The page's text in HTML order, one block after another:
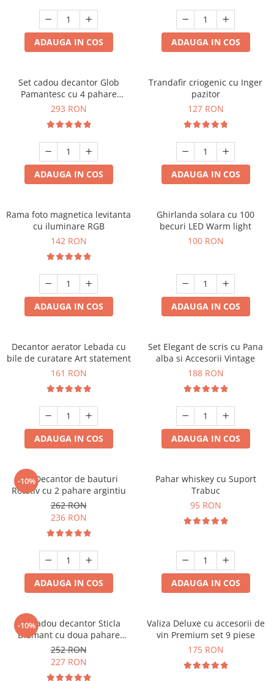
Cadouri Fete
Pentru Copilul din tine
Cadouri Haioase
Cadouri Majorat
Cadouri pentru Nasi
Cadouri pentru Bunici
Cadouri pentru Sefi
Cel ce are tot
Cani si Termosuri
Jocuri si Puzzle
Produse pentru Calatorie
Cadouri Sfantul Alexandru
Cadouri Sfanta Ana
Cadouri Sfanta Maria
Cadouri Sfintii Mihail si Gavriil
ADAUGA IN COS ADAUGA IN COS
Set cadou decantor Glob
Pamantesc cu 4 pahare
Deluxe
293 RON
ADAUGA IN COS
Trandafir criogenic cu Inger
pazitor
127 RON
ADAUGA IN COS
Rama foto magnetica levitanta
cu iluminare RGB
142 RON
ADAUGA IN COS
Ghirlanda solara cu 100
becuri LED Warm light
100 RON
ADAUGA IN COS
Decantor aerator Lebada cu
bile de curatare Art statement
161 RON
ADAUGA IN COS
Set Elegant de scris cu Pana
alba si Accesorii Vintage
188 RON
ADAUGA IN COS
-10%
Set Decantor de bauturi
Rotativ cu 2 pahare argintiu
262 RON
236 RON
ADAUGA IN COS
Pahar whiskey cu Suport
Trabuc
95 RON
ADAUGA IN COS
-10%
Set cadou decantor Sticla
Diamant cu doua pahare
Deluxe
252 RON
227 RON
Valiza Deluxe cu accesorii de
vin Premium set 9 piese
175 RON